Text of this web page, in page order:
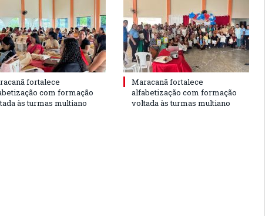
fortalece
com formação
às turmas multiano
Maracanã fortalece
alfabetização com formação
voltada às turmas multiano